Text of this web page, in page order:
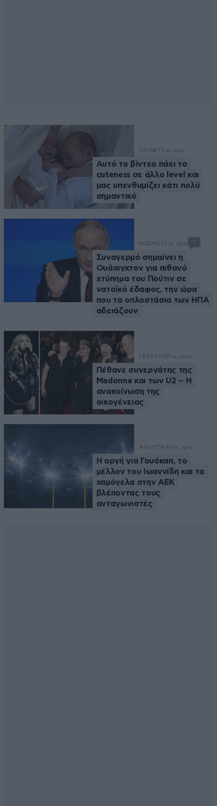
ON NET 1 ω. πριν
Αυτό το βίντεο πάει το
cuteness σε άλλο level και
μας υπενθυμίζει κάτι πολύ
σημαντικό
ΚΟΣΜΟΣ 1 ω. πριν 1
Συναγερμό σημαίνει η
Ουάσιγκτον για πιθανό
χτύπημα του Πούτιν σε
νατοϊκό έδαφος, την ώρα
που τα οπλοστάσια των ΗΠΑ
αδειάζουν
LIFESTYLE 1 ω. πριν
Πέθανε συνεργάτης της
Madonna και των U2 – Η
ανακοίνωση της
οικογένειας
ΑΘΛΗΤΙΚΑ 1 ω. πριν
Η οργή για Γουόκαπ, το
μέλλον του Ιωαννίδη και τα
χαμόγελα στην ΑΕΚ
βλέποντας τους
ανταγωνιστές